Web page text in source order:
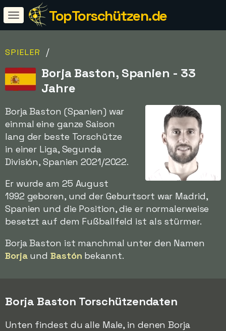
TopTorschützen.de
SPIELER /
Borja Baston, Spanien - 33
Jahre
Borja Baston (Spanien) war
einmal eine ganze Saison
lang der beste Torschütze
in einer Liga, Segunda
División, Spanien 2021/2022.
Er wurde am 25 August
1992 geboren, und der Geburtsort war Madrid,
Spanien und die Position, die er normalerweise
besetzt auf dem Fußballfeld ist als stürmer.
Borja Baston ist manchmal unter den Namen
Borjaund Bastón bekannt.
Borja Baston Torschützendaten
Unten findest du alle Male, in denen Borja